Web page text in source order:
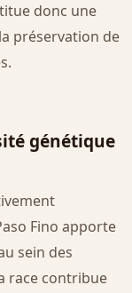
donc une
préservation de
génétique
Fino apporte
sein des
race contribue